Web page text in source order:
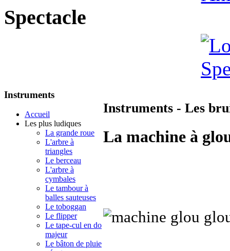
Spectacle
Instruments - Les
La machine à
Instruments
Accueil
Les plus ludiques
La grande roue
L'arbre à
triangles
Le berceau
L'arbre à
cymbales
Le tambour à
balles sauteuses
Le toboggan
Le flipper
Le tape-cul en do
majeur
Le bâton de pluie